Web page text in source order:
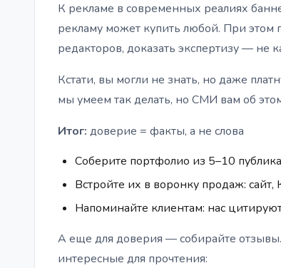
К рекламе в современных реалиях
рекламу может купить любой. При этом
редакторов, доказать экспертизу — не
Кстати, вы могли не знать, но даже
мы умеем так делать, но СМИ вам об
Итог: доверие = факты, а не слова
Соберите портфолио из 5–10
Встройте их в воронку продаж: сайт,
Напоминайте клиентам: нас
А еще для доверия — собирайте
интересные для прочтения: